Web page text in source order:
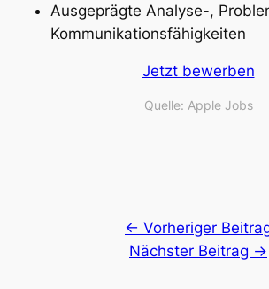
Ausgeprägte Analyse-,
Kommunikationsfähigkeiten
Jetzt bewerben
Quelle: Apple Jobs
← Vorheriger
Nächster Beitrag →